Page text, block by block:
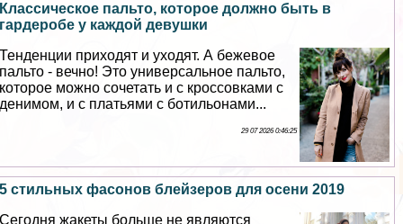
Классическое пальто, которое должно быть в
гардеробе у каждой дeвyшки
Тенденции приходят и уходят. А бежевое
пальто - вечно! Это универсальное пальто,
которое можно сочетать и с кроссовками с
денимом, и с платьями с ботильонами...
29 07 2026 0:46:25
5 стильных фасонов блейзеров для осени 2019
Сегодня жакеты больше не являются